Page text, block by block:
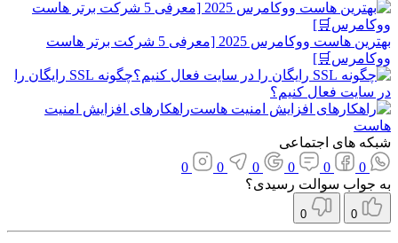
بهترین هاست ووکامرس 2025 [معرفی 5 شرکت برتر هاست
چگونه SSL رایگان را
فعال کنیم؟
راهکارهای افزایش امنیت
های اجتماعی
0
0
0
0
0
0
سوالت رسیدی؟
0
0